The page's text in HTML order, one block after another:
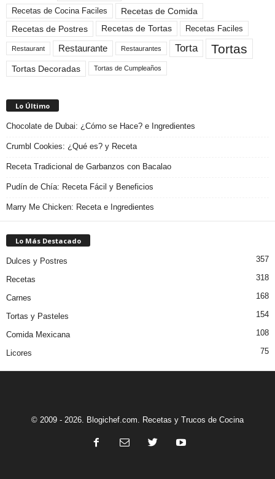
Recetas de Cocina Faciles
Recetas de Comida
Recetas de Postres
Recetas de Tortas Recetas Faciles
Restaurant Restaurante Restaurantes Torta Tortas
Tortas Decoradas Tortas de Cumpleaños
Lo Último
Chocolate de Dubai: ¿Cómo se Hace? e Ingredientes
Crumbl Cookies: ¿Qué es? y Receta
Receta Tradicional de Garbanzos con Bacalao
Pudín de Chía: Receta Fácil y Beneficios
Marry Me Chicken: Receta e Ingredientes
Lo Más Destacado
Dulces y Postres 357
Recetas 318
Carnes 168
Tortas y Pasteles 154
Comida Mexicana 108
Licores 75
© 2009 - 2026. Blogichef.com. Recetas y Trucos de Cocina